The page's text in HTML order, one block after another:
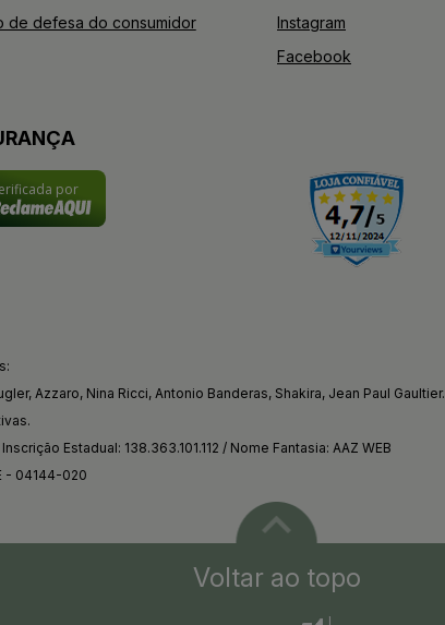
de defesa do consumidor
Instagram
Facebook
por
Azzaro, Nina Ricci, Antonio Banderas, Shakira, Jean Paul Gaultier.
Estadual: 138.363.101.112 / Nome Fantasia: AAZ WEB
- 04144-020
Voltar ao topo